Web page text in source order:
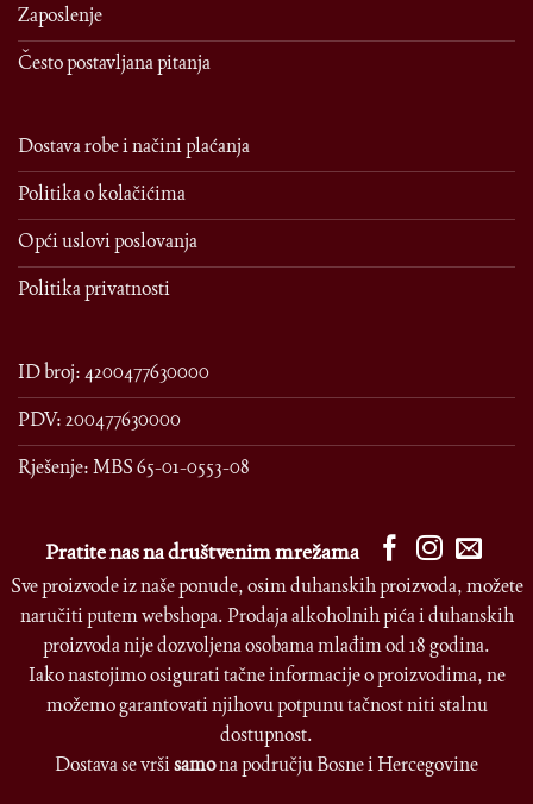
Zaposlenje
Često postavljana pitanja
Dostava robe i načini plaćanja
Politika o kolačićima
Opći uslovi poslovanja
Politika privatnosti
ID broj: 4200477630000
PDV: 200477630000
Rješenje: MBS 65-01-0553-08
Pratite nas na društvenim mrežama
Sve proizvode iz naše ponude, osim duhanskih proizvoda, možete
naručiti putem webshopa. Prodaja alkoholnih pića i duhanskih
proizvoda nije dozvoljena osobama mlađim od 18 godina.
Iako nastojimo osigurati tačne informacije o proizvodima, ne
možemo garantovati njihovu potpunu tačnost niti stalnu
dostupnost.
Dostava se vršisamona području Bosne i Hercegovine